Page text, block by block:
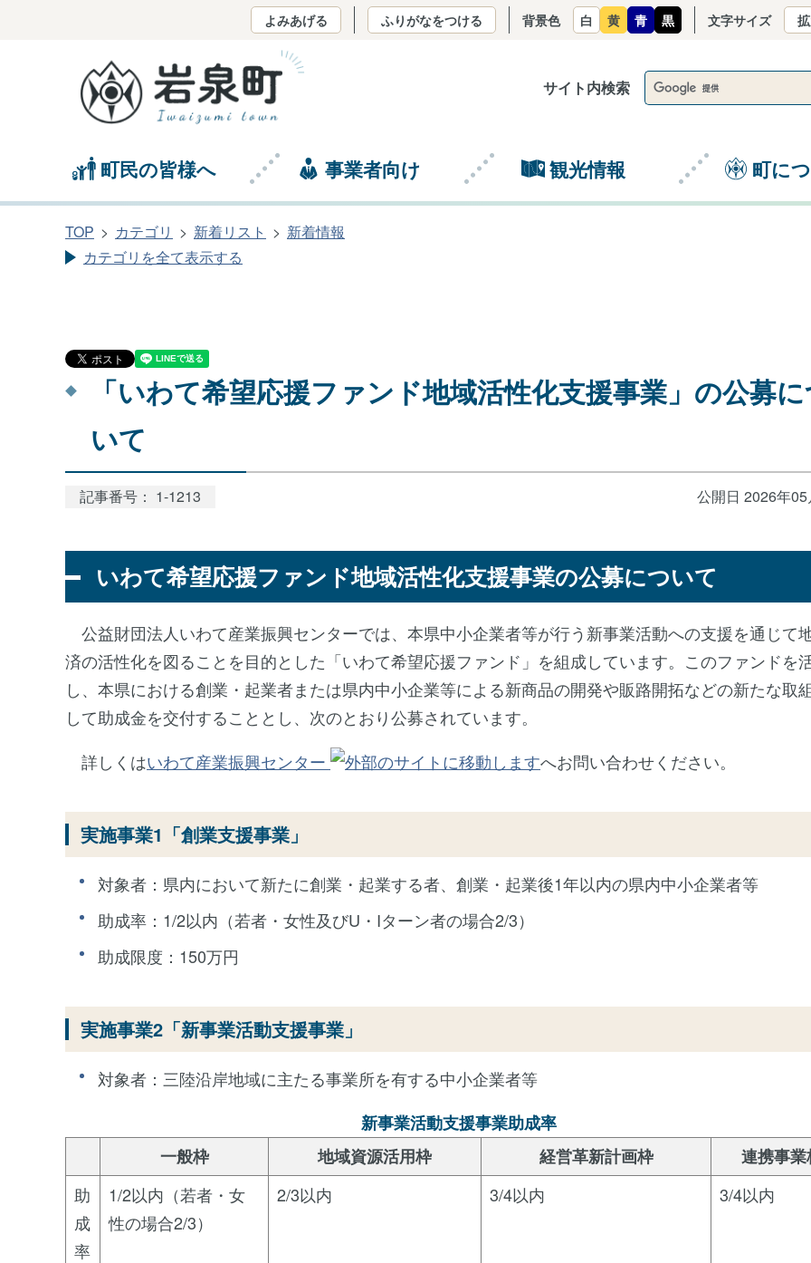
サイト内検索
町民の皆様へ 事業者向け 観光情報 町に
よみあげる ふりがなをつける 背景色 白 黄 青 黒 文字サイズ
TOP カテゴリ 新着リスト
新着情報
カテゴリを全て表示する
「いわて希望応援ファンド地域活性化支援事業」の公募
いて
記事番号： 1-1213 公開日 2026年
いわて希望応援ファンド地域活性化支援事業の公募について
公益財団法人いわて産業振興センターでは、本県中小企業者等が行う新事業活動への支援を通じて
済の活性化を図ることを目的とした「いわて希望応援ファンド」を組成しています。このファンドを
し、本県における創業・起業者または県内中小企業等による新商品の開発や販路開拓などの新たな取
して助成金を交付することとし、次のとおり公募されています。
詳しくはいわて産業振興センター へお問い合わせください。
実施事業1「創業支援事業」
対象者：県内において新たに創業・起業する者、創業・起業後1年以内の県内中小企業者等
助成率：1/2以内（若者・女性及びU・Iターン者の場合2/3）
助成限度：150万円
実施事業2「新事業活動支援事業」
対象者：三陸沿岸地域に主たる事業所を有する中小企業者等
新事業活動支援事業助成率
一般枠
地域資源活用枠 経営革新計画枠
連携事業
助
成
率
1/2以内（若者・女
性の場合2/3）
2/3以内 3/4以内 3/4以内